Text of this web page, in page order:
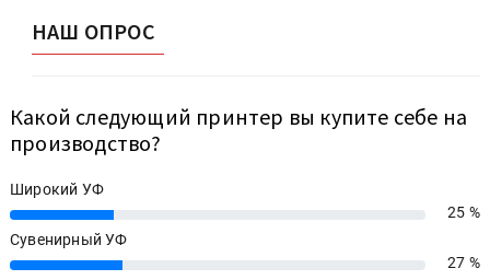
НАШ ОПРОС
Какой следующий принтер вы купите себе на
производство?
Широкий УФ
25%
25 %
Сувенирный УФ
27%
27 %